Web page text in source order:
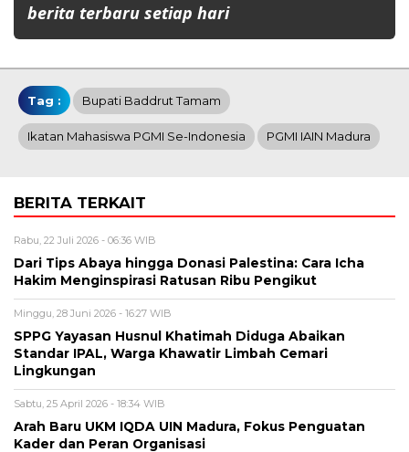
berita terbaru setiap hari
Tag : Bupati Baddrut Tamam
Ikatan Mahasiswa PGMI Se-Indonesia PGMI IAIN Madura
BERITA TERKAIT
Rabu, 22 Juli 2026 - 06:36 WIB
Dari Tips Abaya hingga Donasi Palestina: Cara Icha
Hakim Menginspirasi Ratusan Ribu Pengikut
Minggu, 28 Juni 2026 - 16:27 WIB
SPPG Yayasan Husnul Khatimah Diduga Abaikan
Standar IPAL, Warga Khawatir Limbah Cemari
Lingkungan
Sabtu, 25 April 2026 - 18:34 WIB
Arah Baru UKM IQDA UIN Madura, Fokus Penguatan
Kader dan Peran Organisasi